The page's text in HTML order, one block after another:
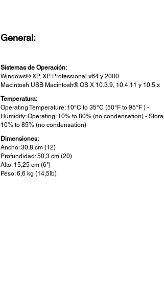
General:
Sistemas de Operación:
Windows® XP, XP Professional x64 y 2000
Macintosh USB Macintosh® OS X 10.3.9, 10.4.11 y 10.5.x
Temperatura:
Operating Temperature: 10°C to 35°C (50°F to 95°F ) -
Humidity: Operating: 10% to 80% (no condensation) -
10% to 85% (no condensation)
Dimensiones:
Ancho: 30,8 cm (12)
Profundidad: 50,3 cm (20)
Alto: 15,25 cm (6")
Peso: 6,6 kg (14,5lb)